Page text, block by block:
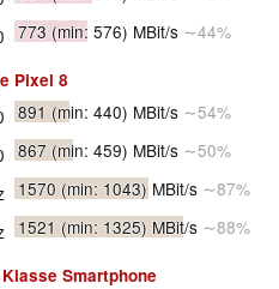
773 (min: 576) MBit/s ∼44%
Pixel 8
891 (min: 440) MBit/s ∼54%
867 (min: 459) MBit/s ∼50%
1570 (min: 1043) MBit/s ∼87%
1521 (min: 1325) MBit/s ∼88%
Smartphone